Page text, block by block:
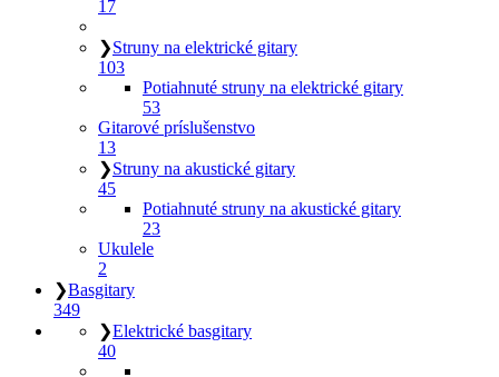
17
❯Struny na elektrické gitary
103
Potiahnuté struny na elektrické gitary
53
Gitarové príslušenstvo
13
❯Struny na akustické gitary
45
Potiahnuté struny na akustické gitary
23
Ukulele
2
❯Basgitary
349
❯Elektrické basgitary
40